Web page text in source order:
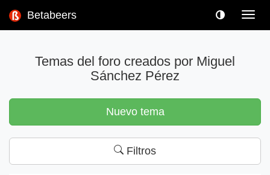
Betabeers
Temas del foro creados por Miguel
Sánchez Pérez
Nuevo tema
Filtros